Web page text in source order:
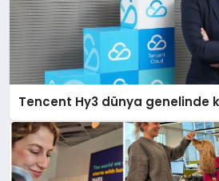
Tencent Hy3 dünya genelinde